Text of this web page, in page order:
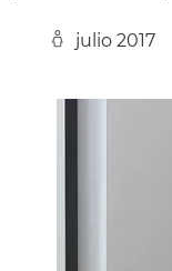
julio 2017